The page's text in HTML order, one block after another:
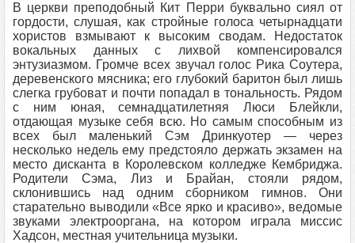
В церкви преподобный Кит Перри буквально сиял от
гордости, слушая, как стройные голоса четырнадцати
хористов взмывают к высоким сводам. Недостаток
вокальных данных с лихвой компенсировался
энтузиазмом. Громче всех звучал голос Рика Соутера,
деревенского мясника; его глубокий баритон был лишь
слегка грубоват и почти попадал в тональность. Рядом
с ним юная, семнадцатилетняя Люси Блейкли,
отдающая музыке себя всю. Но самым способным из
всех был маленький Сэм Дринкуотер — через
несколько недель ему предстояло держать экзамен на
место дисканта в Королевском колледже Кембриджа.
Родители Сэма, Лиз и Брайан, стояли рядом,
склонившись над одним сборником гимнов. Они
старательно выводили «Все ярко и красиво», ведомые
звуками электрооргана, на котором играла миссис
Хадсон, местная учительница музыки.